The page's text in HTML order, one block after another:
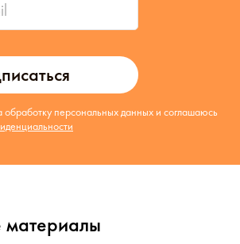
обработку персональных данных и соглашаюсь